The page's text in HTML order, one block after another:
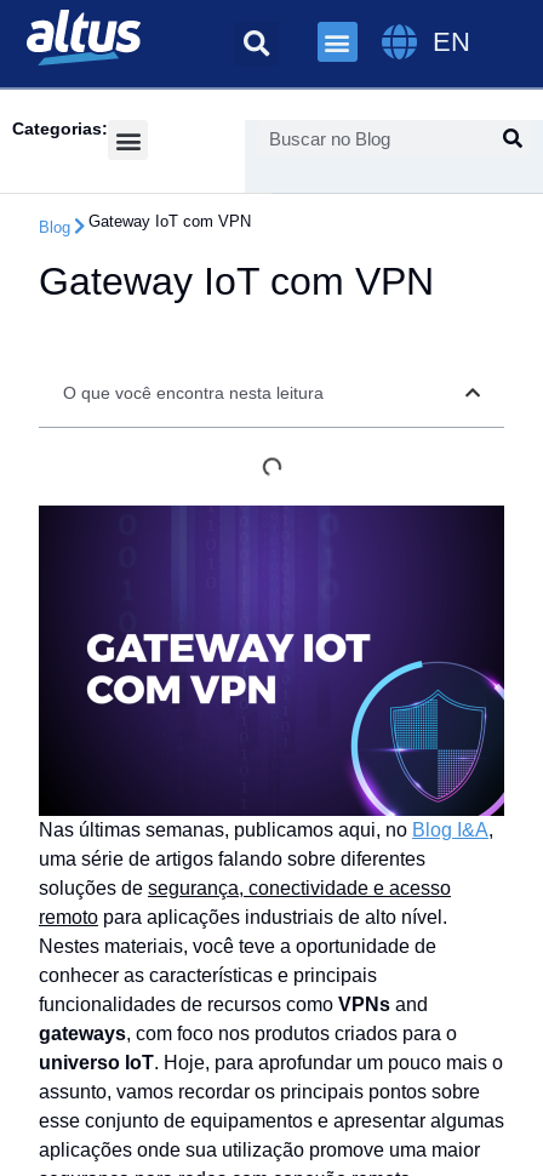
EN
Categorias:
Blog Gateway IoT com VPN
Gateway IoT com VPN
O que você encontra nesta leitura
Nas últimas semanas, publicamos aqui, no Blog I&A,
uma série de artigos falando sobre diferentes
soluções de segurança, conectividade e acesso
remoto para aplicações industriais de alto nível.
Nestes materiais, você teve a oportunidade de
conhecer as características e principais
funcionalidades de recursos como VPNs and
gateways, com foco nos produtos criados para o
universo IoT. Hoje, para aprofundar um pouco mais o
assunto, vamos recordar os principais pontos sobre
esse conjunto de equipamentos e apresentar algumas
aplicações onde sua utilização promove uma maior